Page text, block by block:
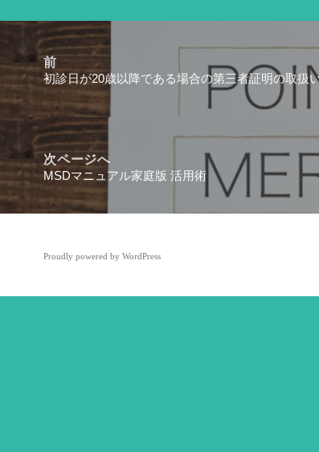
前
前
投
稿:
初診日が20歳以降である場合の第三者証明の取扱
次ページへ
次
投
MSDマニュアル家庭版 活用術
Proudly powered by WordPress